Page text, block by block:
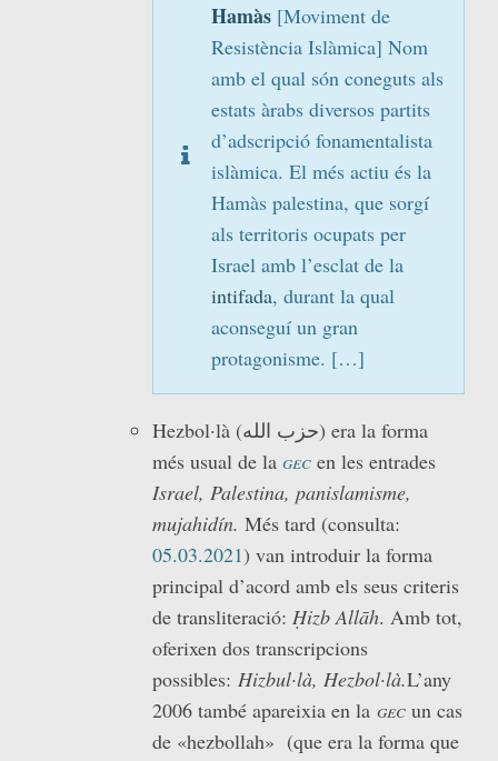
Hamàs[Moviment de
Resistència Islàmica] Nom
amb el qual són coneguts als
estats àrabs diversos partits
d’adscripció fonamentalista
islàmica. El més actiu és la
Hamàs palestina, que sorgí
als territoris ocupats per
Israel amb l’esclat de la
intifada, durant la qual
aconseguí un gran
protagonisme. […]
Hezbol·là (حزب الله) era la forma
més usual de la gec en les entrades
Israel, Palestina, panislamisme,
mujahidín. Més tard (consulta:
05.03.2021) van introduir la forma
principal d’acord amb els seus criteris
de transliteració: Ḥizb Allāh. Amb tot,
oferixen dos transcripcions
possibles: Hizbul·là, Hezbol·là.L’any
2006 també apareixia en la gec un cas
de «hezbollah» (que era la forma que